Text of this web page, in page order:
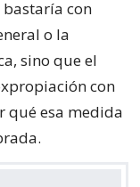
bastaría con
o la
sino que el
con
qué esa medida